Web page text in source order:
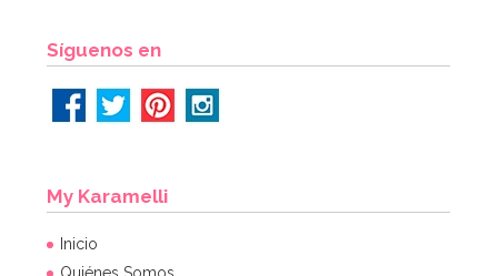
Síguenos en
My Karamelli
Inicio